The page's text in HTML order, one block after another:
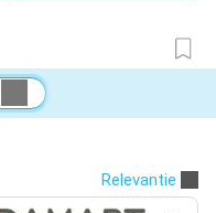
Relevantie